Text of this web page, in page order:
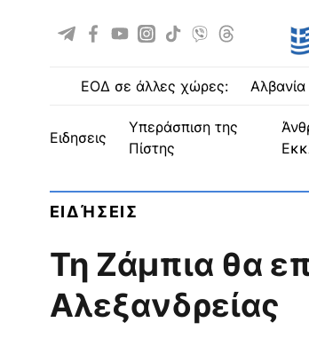
ΕΟΔ σε άλλες χώρες: Αλβανία
ειδησεις
Υπεράσπιση της
Πίστης
ΕΙΔΉΣΕΙΣ
Τη Ζάμπια θα
Αλεξανδρείας